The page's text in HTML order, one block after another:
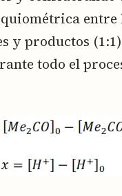
entre
y productos (1:1)
todo el